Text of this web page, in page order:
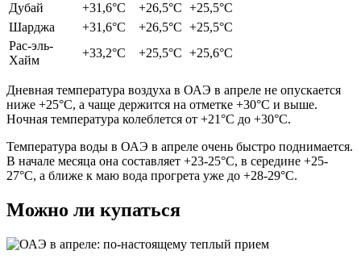
Дубай +31,6°С +26,5°С +25,5°С
Шарджа
+31,6°С +26,5°С +25,5°С
Рас-эль-
Хайм
+33,2°С +25,5°С +25,6°С
Дневная температура воздуха в ОАЭ в апреле не опускается
ниже +25°С, а чаще держится на отметке +30°С и выше.
Ночная температура колеблется от +21°С до +30°С.
Температура воды в ОАЭ в апреле очень быстро поднимается.
В начале месяца она составляет +23-25°С, в середине +25-
27°С, а ближе к маю вода прогрета уже до +28-29°С.
Можно ли купаться